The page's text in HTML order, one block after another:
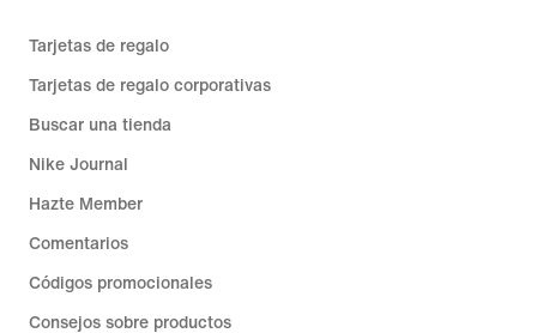
Tarjetas de regalo
Tarjetas de regalo corporativas
Buscar una tienda
Nike Journal
Hazte Member
Comentarios
Códigos promocionales
Consejos sobre productos